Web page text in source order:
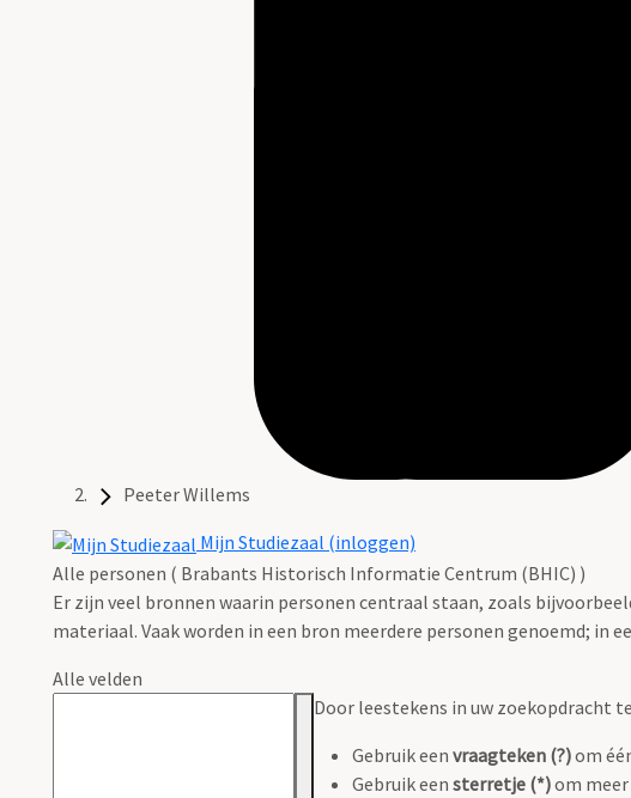
Peeter Willems
Mijn Studiezaal (inloggen)
Alle personen ( Brabants Historisch Informatie Centrum (BHIC) )
Er zijn veel bronnen waarin personen centraal staan, zoals
materiaal. Vaak worden in een bron meerdere personen genoemd; in
Alle velden
Door leestekens in uw zoekopdracht
Gebruik een vraagteken (?)om
Gebruik een sterretje (*)om